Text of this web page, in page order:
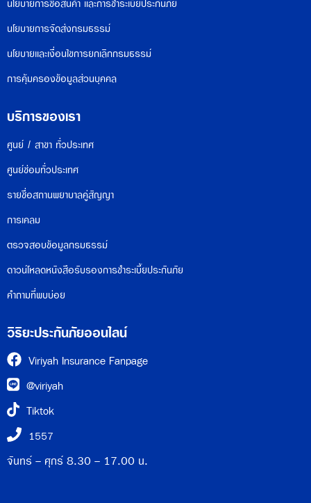
นโยบายการซื้อสินค้า และการชำระเบี้ยประกันภัย
นโยบายการจัดส่งกรมธรรม์
นโยบายและเงื่อนไขการยกเลิกกรมธรรม์
การคุ้มครองข้อมูลส่วนบุคคล
บริการของเรา
ศูนย์ / สาขา ทั่วประเทศ
ศูนย์ซ่อมทั่วประเทศ
รายชื่อสถานพยาบาลคู่สัญญา
การเคลม
ตรวจสอบข้อมูลกรมธรรม์
ดาวน์โหลดหนังสือรับรองการชำระเบี้ยประกันภัย
คำถามที่พบบ่อย
วิริยะประกันภัยออนไลน์
Viriyah Insurance Fanpage
@viriyah
Tiktok
1557
จันทร์ - ศุกร์ 8.30 - 17.00 น.